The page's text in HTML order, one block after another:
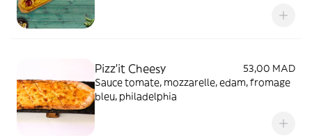
Pizz’it Cheesy
53,00 MAD
Sauce tomate, mozzarelle, edam, fromage
bleu, philadelphia